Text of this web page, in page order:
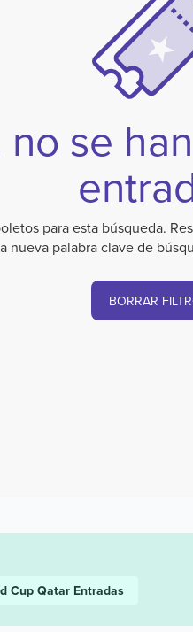
no se
para esta búsqueda.
nueva palabra clave de
BORRAR
Cup Qatar Entradas